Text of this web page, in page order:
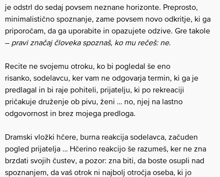
je odstrl do sedaj povsem neznane horizonte. Preprosto,
minimalistično spoznanje, zame povsem novo odkritje, ki ga
priporočam, da ga uporabite in opazujete odzive. Gre takole
– pravi značaj človeka spoznaš, ko mu rečeš: ne.
Recite ne svojemu otroku, ko bi pogledal še eno
risanko, sodelavcu, ker vam ne odgovarja termin, ki ga je
predlagal in bi raje pohiteli, prijatelju, ki po rekreaciji
pričakuje druženje ob pivu, ženi … no, njej na lastno
odgovornost in brez mojega predloga.
Dramski vložki hčere, burna reakcija sodelavca, začuden
pogled prijatelja … Hčerino reakcijo še razumeš, ker ne zna
brzdati svojih čustev, a pozor: zna biti, da boste osupli nad
spoznanjem, da vaš otrok ni najbolj otročja oseba, ki jo